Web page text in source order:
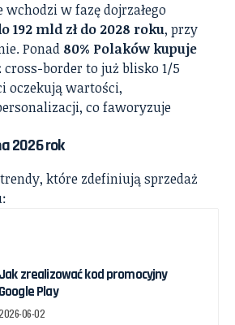
w fazę dojrzałego
192 mld zł do 2028 roku, przy
Ponad 80% Polaków kupuje
cross-border to już blisko 1/5
oczekują wartości,
co faworyzuje
2026 rok
które zdefiniują sprzedaż
Jak zrealizować kod promocyjny
Google Play
06-02